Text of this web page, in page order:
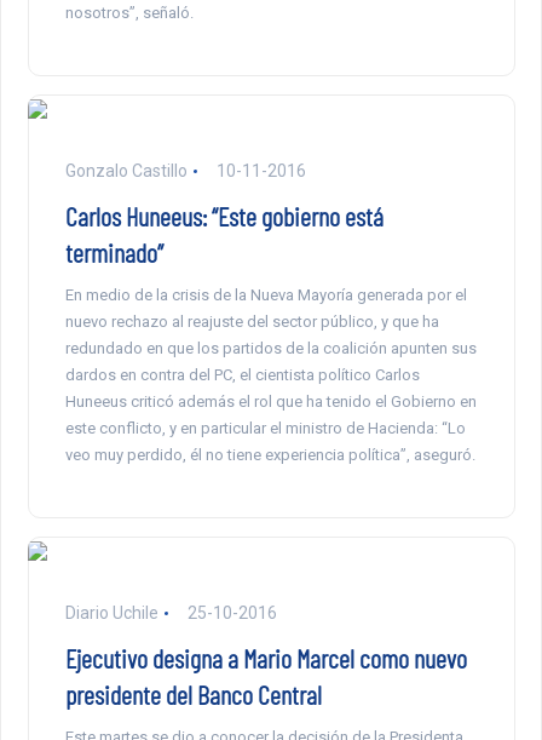
nosotros”, señaló.
Gonzalo Castillo 10-11-2016
Carlos Huneeus: “Este gobierno está
terminado”
En medio de la crisis de la Nueva Mayoría generada por el
nuevo rechazo al reajuste del sector público, y que ha
redundado en que los partidos de la coalición apunten sus
dardos en contra del PC, el cientista político Carlos
Huneeus criticó además el rol que ha tenido el Gobierno en
este conflicto, y en particular el ministro de Hacienda: “Lo
veo muy perdido, él no tiene experiencia política”, aseguró.
Diario Uchile 25-10-2016
Ejecutivo designa a Mario Marcel como nuevo
presidente del Banco Central